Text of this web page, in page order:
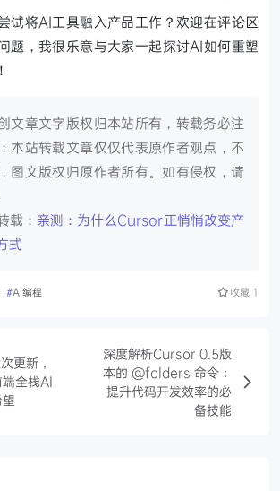
试将AI工具融入产品工作？欢迎在评论区
题，我很乐意与大家一起探讨AI如何重塑
文章文字版权归本站所有，转载务必注
本站转载文章仅仅代表原作者观点，不
图文版权归原作者所有。如有侵权，请
载： 亲测：为什么Cursor正悄悄改变产
式
#AI编程 收藏 1
更新，
全栈AI
深度解析Cursor 0.5版
本的 @folders 命令：
提升代码开发效率的必
备技能